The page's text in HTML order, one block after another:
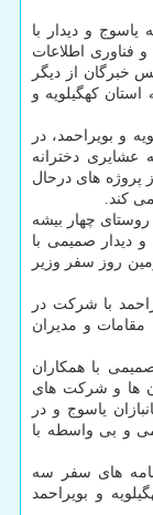
یاسوج و دیدار با
فناوری اطلاعات
خبرگان از دیگر
کهگیلویه و
و بویراحمد، در
عشایری دخترانه
پروژه های درحال
کند.
روستای چهار بیشه
دیدار صمیمی با
روز سفر وزیر
با شرکت در
مقامات و مدیران
با همکاران
ها و شرکت های
یاسوج و در
و بی واسطه با
های سفر سه
و بویراحمد